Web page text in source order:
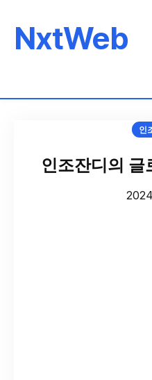
NxtWeb
인
인조잔디의 글